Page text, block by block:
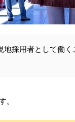
地採用者として働
。